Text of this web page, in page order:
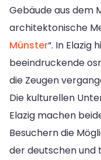
Gebäude aus dem
architektonische
Münster“. In Elazig
beeindruckende
die Zeugen
Die kulturellen
Elazig machen
Besuchern die
der deutschen und